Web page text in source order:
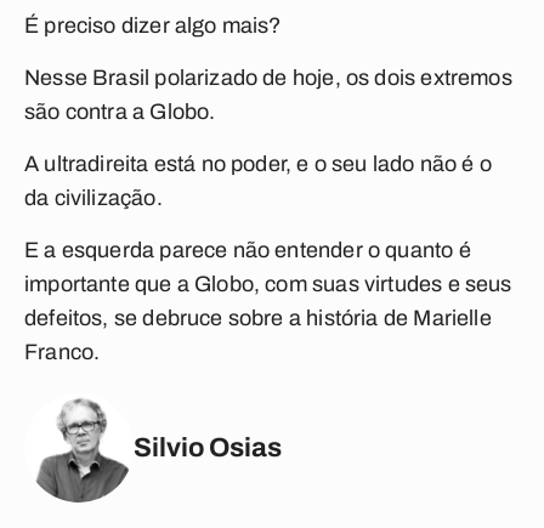
É preciso dizer algo mais?
Nesse Brasil polarizado de hoje, os dois extremos
são contra a Globo.
A ultradireita está no poder, e o seu lado não é o
da civilização.
E a esquerda parece não entender o quanto é
importante que a Globo, com suas virtudes e seus
defeitos, se debruce sobre a história de Marielle
Franco.
Silvio Osias